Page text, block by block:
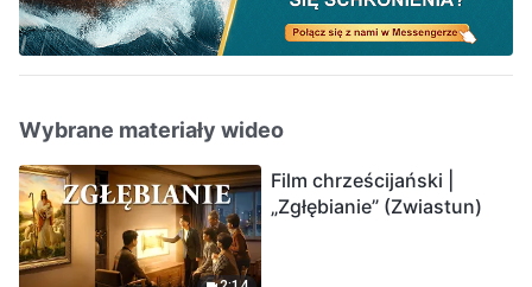
Wybrane materiały wideo
Film chrześcijański |
„Zgłębianie” (Zwiastun)